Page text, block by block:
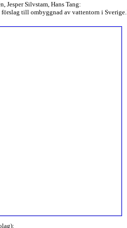
Jesper Silvstam, Hans Tang:
till ombyggnad av vattentorn i